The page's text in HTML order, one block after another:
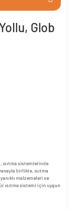
Glob
ısıtma sistemlerinde
birlikte, ısıtma
malzemeleri ve
ısıtma sistemi için uygun